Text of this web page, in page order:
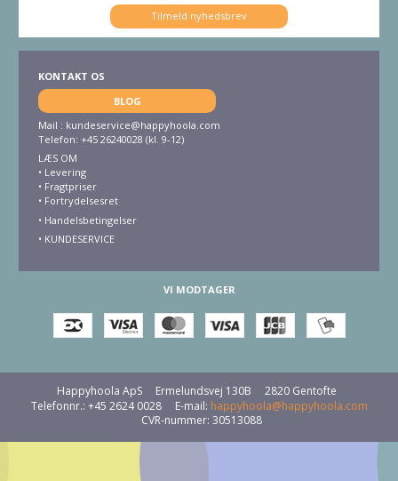
Tilmeld nyhedsbrev
KONTAKT OS
BLOG
Mail : kundeservice@happyhoola.com
Telefon: +45 26240028 (kl. 9-12)
LÆS OM
• Levering
• Fragtpriser
• Fortrydelsesret
• Handelsbetingelser
• KUNDESERVICE
VI MODTAGER
Happyhoola ApS Ermelundsvej 130B
2820 Gentofte
Telefonnr.: +45 2624 0028 E-mail: happyhoola@happyhoola.com
CVR-nummer: 30513088